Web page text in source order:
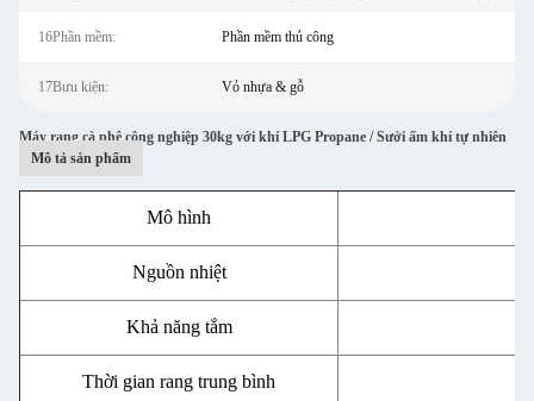
16Phần mềm: Phần mềm thủ công
17Bưu kiện: Vỏ nhựa & gỗ
Máy rang cà phê công nghiệp 30kg với khí LPG Propane / Sưởi ấm khí tự nhiên
Mô tả sản phẩm
Mô hình
Nguồn nhiệt
Khả năng tắm
Thời gian rang trung bình